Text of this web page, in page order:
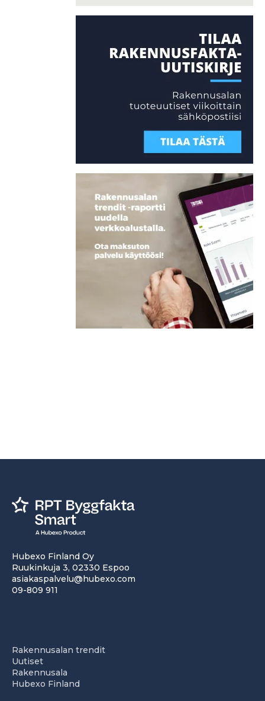
Hubexo Finland Oy
Ruukinkuja 3, 02330 Espoo
asiakaspalvelu@hubexo.com
09-809 911
Rakennusalan trendit
Uutiset
Rakennusala
Hubexo Finland